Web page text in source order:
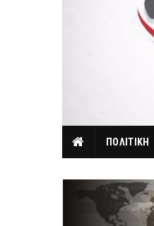
ΠΟΛΙΤΙΚΗ